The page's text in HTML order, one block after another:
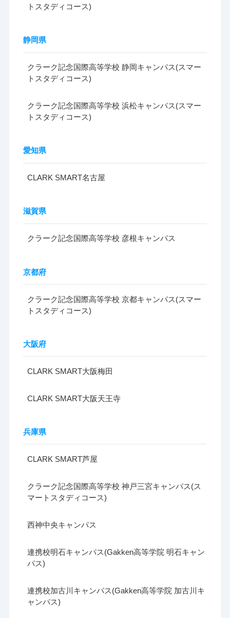
トスタディコース)
静岡県
クラーク記念国際高等学校 静岡キャンパス(スマー
トスタディコース)
クラーク記念国際高等学校 浜松キャンパス(スマー
トスタディコース)
愛知県
CLARK SMART名古屋
滋賀県
クラーク記念国際高等学校 彦根キャンパス
京都府
クラーク記念国際高等学校 京都キャンパス(スマー
トスタディコース)
大阪府
CLARK SMART大阪梅田
CLARK SMART大阪天王寺
兵庫県
CLARK SMART芦屋
クラーク記念国際高等学校 神戸三宮キャンパス(ス
マートスタディコース)
西神中央キャンパス
連携校明石キャンパス(Gakken高等学院 明石キャン
パス)
連携校加古川キャンパス(Gakken高等学院 加古川キ
ャンパス)